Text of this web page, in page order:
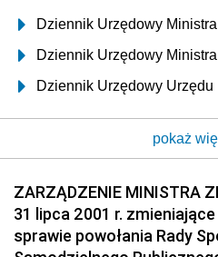
Dziennik Urzędowy
Dziennik Urzędowy
Dziennik Urzędowy
Dziennik Urzędowy
Elektronicznej
Dziennik Urzędowy
Administracji
pokaż
ZARZĄDZENIE MINISTRA
31 lipca 2001 r.
sprawie powołania Rady